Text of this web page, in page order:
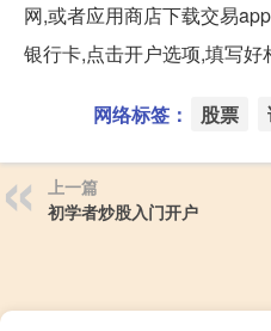
网,或者应用商店下载交易
银行卡,点击开户选项,填写好
网络标签： 股票
上一篇
初学者炒股入门开户